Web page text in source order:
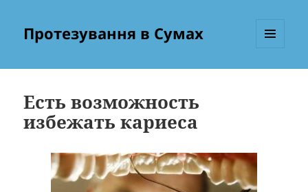
Протезування в Сумах
Есть возможность
избежать кариеса